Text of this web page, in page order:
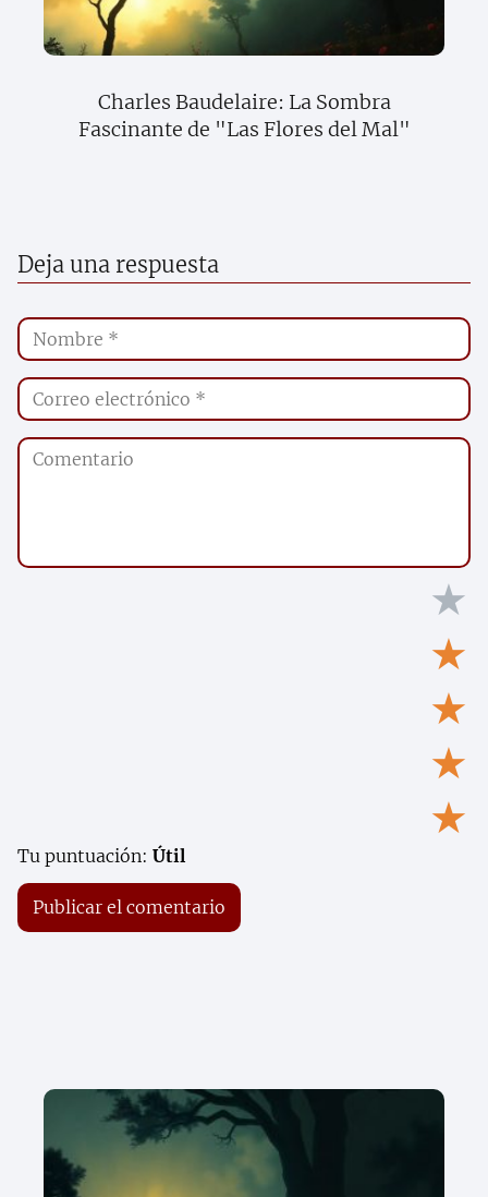
Charles Baudelaire: La Sombra
Fascinante de "Las Flores del Mal"
Deja una respuesta
★
★
★
★
★
Tu puntuación: Útil